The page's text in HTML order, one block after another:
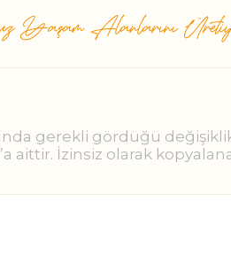
gerekli gördüğü
İzinsiz olarak